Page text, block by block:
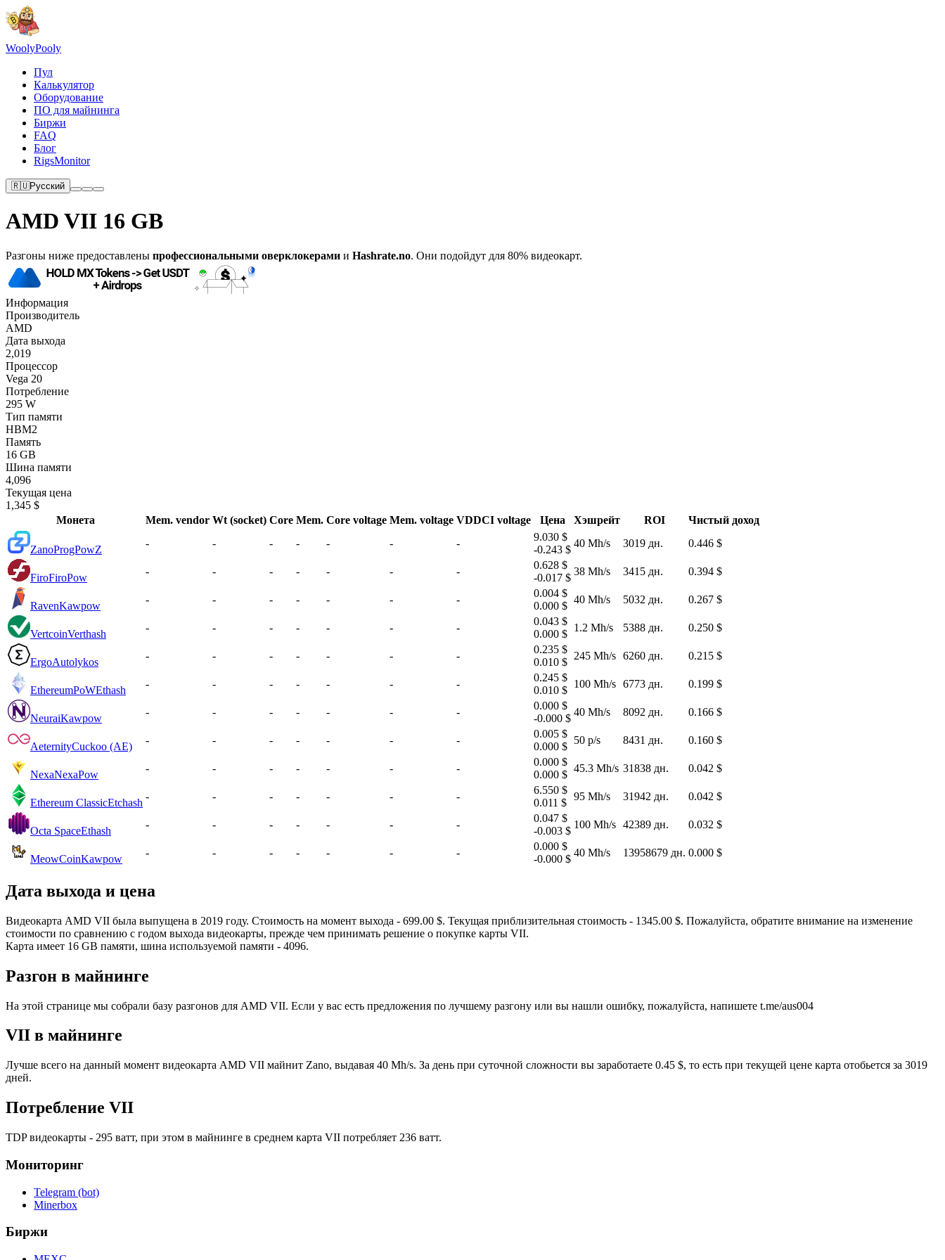
WoolyPooly
Пул
Калькулятор
Оборудование
ПО для майнинга
Биржи
FAQ
Блог
RigsMonitor
🇷🇺Русский
AMD VII 16 GB
Разгоны ниже предоставлены профессиональными оверклокерами и Hashrate.no. Они подойдут для 80% видеокарт.
Информация
Производитель
AMD
Дата выхода
2,019
Процессор
Vega 20
Потребление
295 W
Тип памяти
HBM2
Память
16 GB
Шина памяти
4,096
Текущая цена
1,345 $
Монета
Mem. vendor Wt (socket) Core Mem. Core voltage Mem. voltage VDDCI voltage Цена Хэшрейт ROI Чистый доход
ZanoProgPowZ
- - - - - - -
9.030 $
-0.243 $
40 Mh/s 3019 дн. 0.446 $
FiroFiroPow
- - - - - - -
0.628 $
-0.017 $
38 Mh/s 3415 дн. 0.394 $
RavenKawpow
- - - - - - -
0.004 $
0.000 $
40 Mh/s 5032 дн. 0.267 $
VertcoinVerthash
- - - - - - -
0.043 $
0.000 $
1.2 Mh/s 5388 дн. 0.250 $
ErgoAutolykos
- - - - - - -
0.235 $
0.010 $
245 Mh/s 6260 дн. 0.215 $
EthereumPoWEthash
- - - - - - -
0.245 $
0.010 $
100 Mh/s 6773 дн. 0.199 $
NeuraiKawpow
- - - - - - -
0.000 $
-0.000 $
40 Mh/s 8092 дн. 0.166 $
AeternityCuckoo (AE)
- - - - - - -
0.005 $
0.000 $
50 p/s 8431 дн. 0.160 $
NexaNexaPow
- - - - - - -
0.000 $
0.000 $
45.3 Mh/s 31838 дн. 0.042 $
Ethereum ClassicEtchash
- - - - - - -
6.550 $
0.011 $
95 Mh/s 31942 дн. 0.042 $
Octa SpaceEthash
- - - - - - -
0.047 $
-0.003 $
100 Mh/s 42389 дн. 0.032 $
MeowCoinKawpow
- - - - - - -
0.000 $
-0.000 $
40 Mh/s 13958679 дн. 0.000 $
Дата выхода и цена
Видеокарта AMD VII была выпущена в 2019 году. Стоимость на момент выхода - 699.00 $. Текущая приблизительная стоимость - 1345.00 $. Пожалуйста, обратите внимание на изменение
стоимости по сравнению с годом выхода видеокарты, прежде чем принимать решение о покупке карты VII.
Карта имеет 16 GB памяти, шина используемой памяти - 4096.
Разгон в майнинге
На этой странице мы собрали базу разгонов для AMD VII. Если у вас есть предложения по лучшему разгону или вы нашли ошибку, пожалуйста, напишете t.me/aus004
VII в майнинге
Лучше всего на данный момент видеокарта AMD VII майнит Zano, выдавая 40 Mh/s. За день при суточной сложности вы заработаете 0.45 $, то есть при текущей цене карта отобьется за 3019
дней.
Потребление VII
TDP видеокарты - 295 ватт, при этом в майнинге в среднем карта VII потребляет 236 ватт.
Мониторинг
Telegram (bot)
Minerbox
Биржи